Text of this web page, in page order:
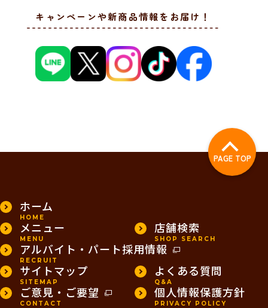
キャンペーンや新商品情報をお届け！
PAGE TOP
ホーム
HOME
メニュー
MENU
店舗検索
SHOP SEARCH
アルバイト・パート採用情報
RECRUIT
サイトマップ
SITEMAP
よくある質問
Q&A
ご意見・ご要望
CONTACT
個人情報保護方針
PRIVACY POLICY